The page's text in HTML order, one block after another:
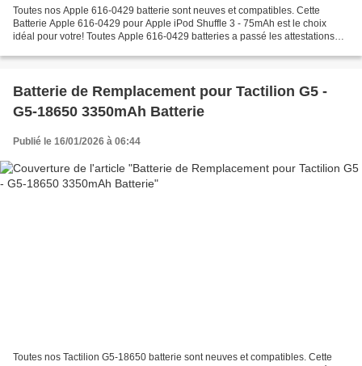
Toutes nos Apple 616-0429 batterie sont neuves et compatibles. Cette
Batterie Apple 616-0429 pour Apple iPod Shuffle 3 - 75mAh est le choix
idéal pour votre! Toutes Apple 616-0429 batteries a passé les attestations
Batterie de Remplacement pour Tactilion G5 -
G5-18650 3350mAh Batterie
Publié le 16/01/2026 à 06:44
Toutes nos Tactilion G5-18650 batterie sont neuves et compatibles. Cette